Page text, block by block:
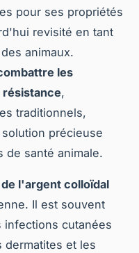
pour ses propriétés
revisité en tant
animaux.
les
résistance,
traditionnels,
précieuse
de santé animale.
l'argent colloïdal
Il est souvent
infections cutanées
dermatites et les